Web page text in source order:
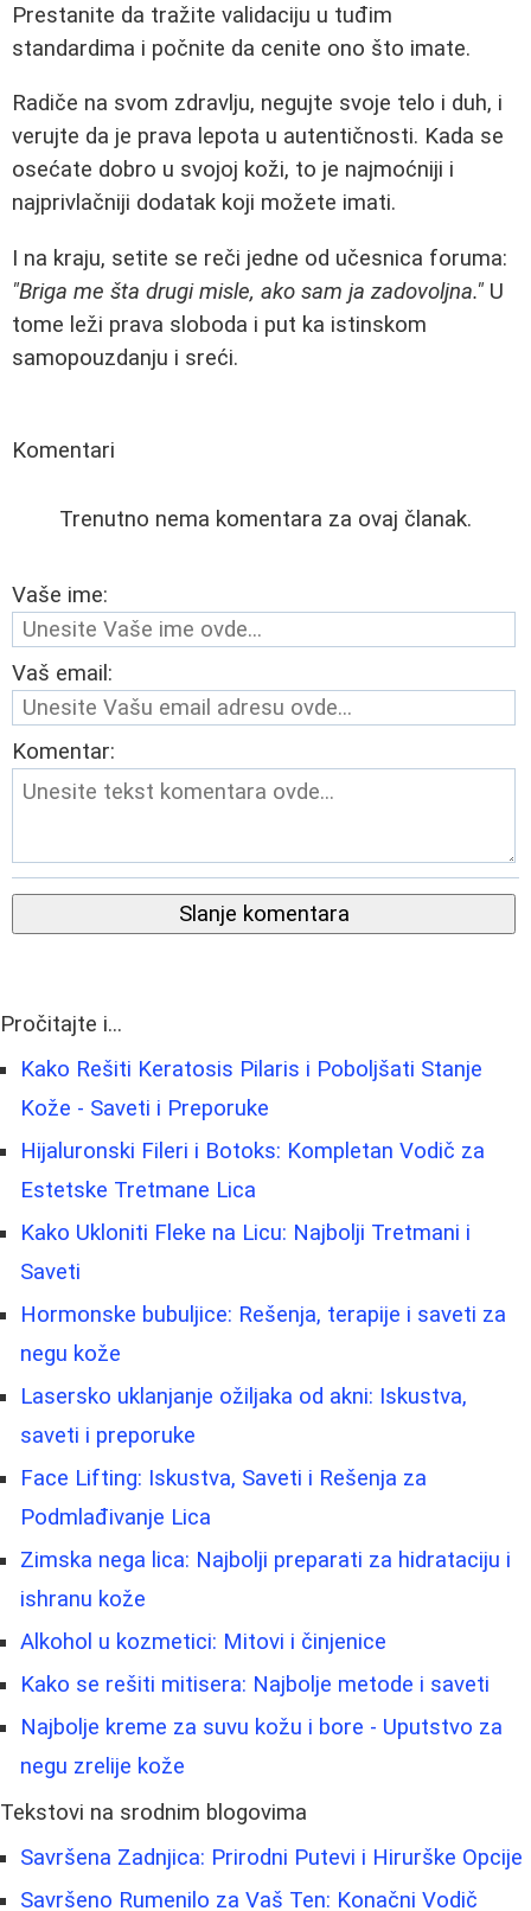
Prestanite da tražite validaciju u tuđim
standardima i počnite da cenite ono što imate.
Radiče na svom zdravlju, negujte svoje telo i duh, i
verujte da je prava lepota u autentičnosti. Kada se
osećate dobro u svojoj koži, to je najmoćniji i
najprivlačniji dodatak koji možete imati.
I na kraju, setite se reči jedne od učesnica foruma:
"Briga me šta drugi misle, ako sam ja zadovoljna." U
tome leži prava sloboda i put ka istinskom
samopouzdanju i sreći.
Komentari
Trenutno nema komentara za ovaj članak.
Vaše ime:
Vaš email:
Komentar:
Slanje komentara
Pročitajte i...
Kako Rešiti Keratosis Pilaris i Poboljšati Stanje
Kože - Saveti i Preporuke
Hijaluronski Fileri i Botoks: Kompletan Vodič za
Estetske Tretmane Lica
Kako Ukloniti Fleke na Licu: Najbolji Tretmani i
Saveti
Hormonske bubuljice: Rešenja, terapije i saveti za
negu kože
Lasersko uklanjanje ožiljaka od akni: Iskustva,
saveti i preporuke
Face Lifting: Iskustva, Saveti i Rešenja za
Podmlađivanje Lica
Zimska nega lica: Najbolji preparati za hidrataciju i
ishranu kože
Alkohol u kozmetici: Mitovi i činjenice
Kako se rešiti mitisera: Najbolje metode i saveti
Najbolje kreme za suvu kožu i bore - Uputstvo za
negu zrelije kože
Tekstovi na srodnim blogovima
Savršena Zadnjica: Prirodni Putevi i Hirurške Opcije
Savršeno Rumenilo za Vaš Ten: Konačni Vodič